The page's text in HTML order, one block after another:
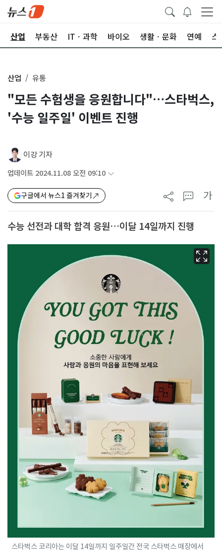
산업 부동산 ITㆍ과학 바이오 생활ㆍ문화 연예 스
산업 유통
"모든 수험생을 응원합니다"…스타벅스,
'수능 일주일' 이벤트 진행
이강 기자
업데이트 2024.11.08 오전 09:10
구글에서 뉴스1 즐겨찾기 가
수능 선전과 대학 합격 응원…이달 14일까지 진행
스타벅스 코리아는 이달 14일까지 일주일간 전국 스타벅스 매장에서